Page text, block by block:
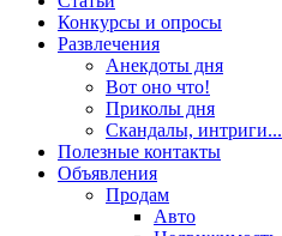
Конкурсы и опросы
Развлечения
Анекдоты дня
Вот оно что!
Приколы дня
Скандалы, интриги...
Полезные контакты
Объявления
Продам
Авто